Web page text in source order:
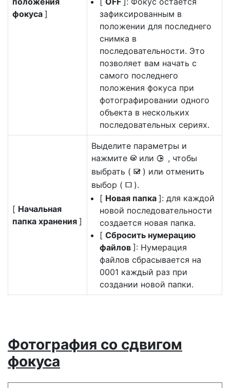
фокуса ]
зафиксированным в
положении для последнего
снимка в
последовательности. Это
позволяет вам начать с
самого последнего
положения фокуса при
фотографировании одного
объекта в нескольких
последовательных сериях.
[ Начальная
папка хранения ]
Выделите параметры и
нажмите J или 2 , чтобы
выбрать ( M ) или отменить
выбор ( U ).
[ Новая папка ]: для каждой
новой последовательности
создается новая папка.
[ Сбросить нумерацию
файлов ]: Нумерация
файлов сбрасывается на
0001 каждый раз при
создании новой папки.
Фотография со сдвигом
фокуса